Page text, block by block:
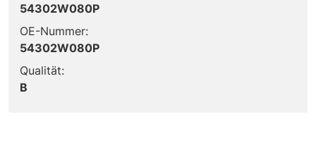
54302W080P
OE-Nummer:
54302W080P
Qualität:
B